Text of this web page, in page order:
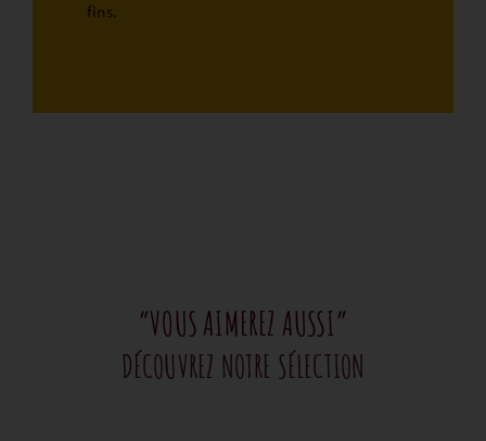
fins.
“VOUS AIMEREZ AUSSI”
DÉCOUVREZ NOTRE SÉLECTION